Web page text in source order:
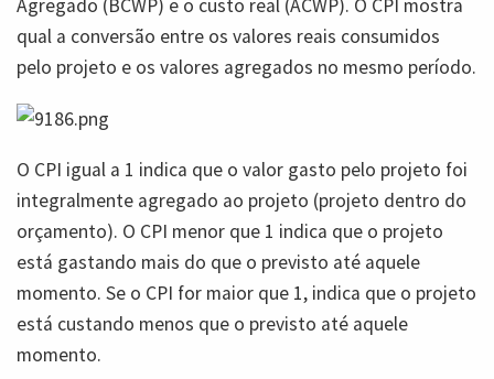
Agregado (BCWP) e o custo real (ACWP). O CPI mostra
qual a conversão entre os valores reais consumidos
pelo projeto e os valores agregados no mesmo período.
O CPI igual a 1 indica que o valor gasto pelo projeto foi
integralmente agregado ao projeto (projeto dentro do
orçamento). O CPI menor que 1 indica que o projeto
está gastando mais do que o previsto até aquele
momento. Se o CPI for maior que 1, indica que o projeto
está custando menos que o previsto até aquele
momento.